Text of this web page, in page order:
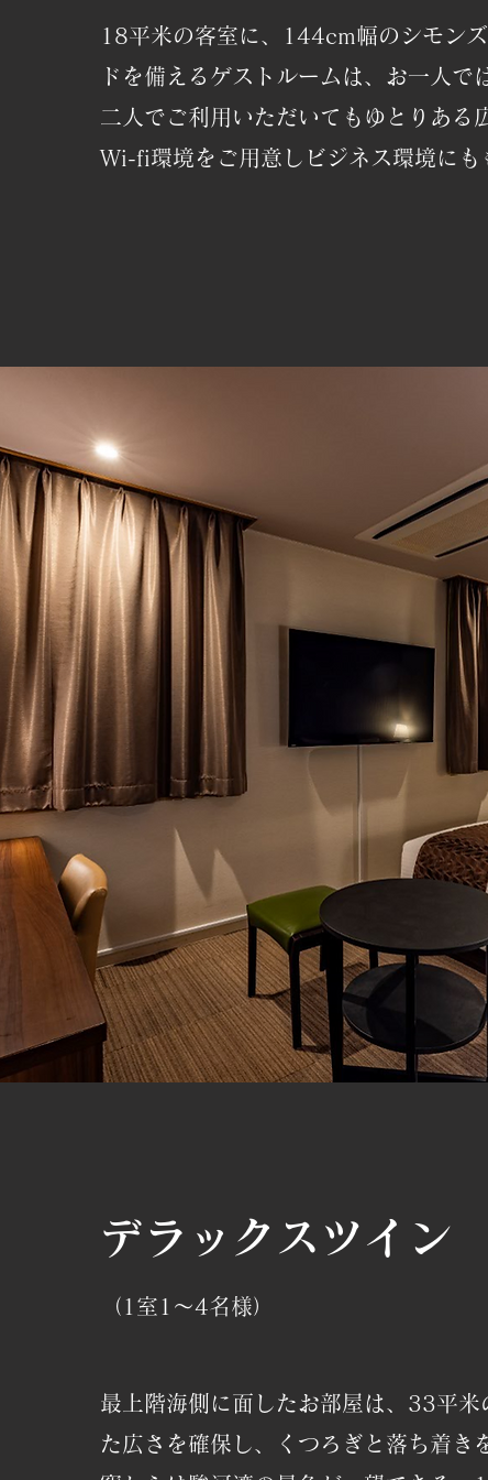
18平米の客室に、144cm幅のシモン
ドを備えるゲストルームは、お一人で
二人でご利用いただいてもゆとりある
Wi-fi環境をご用意しビジネス環境にも
デラックスツイン
（1室1～4名 様）
最上階海側に面したお部屋は、33平米
た広さを確保し、くつろぎと落ち着き